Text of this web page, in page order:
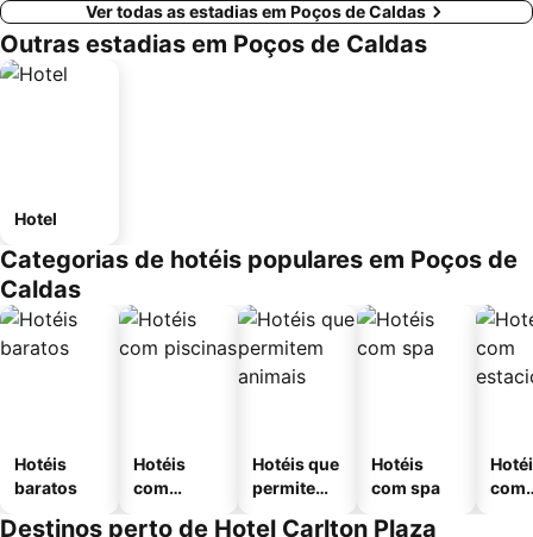
Ver todas as estadias em Poços de Caldas
Outras estadias em Poços de Caldas
Hotel
Categorias de hotéis populares em Poços de
Caldas
Hotéis
baratos
Hotéis
com
Hotéis que
permitem
Hotéis
com spa
com
Destinos perto de Hotel Carlton Plaza